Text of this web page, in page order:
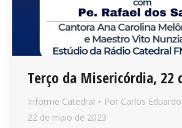
Terço da Misericórdia, 22
Informe Catedral Por Carlos Eduardo
22 de maio de 2023